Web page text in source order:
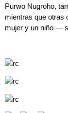
Purwo Nugroho,
mientras que otras
mujer y un niño —